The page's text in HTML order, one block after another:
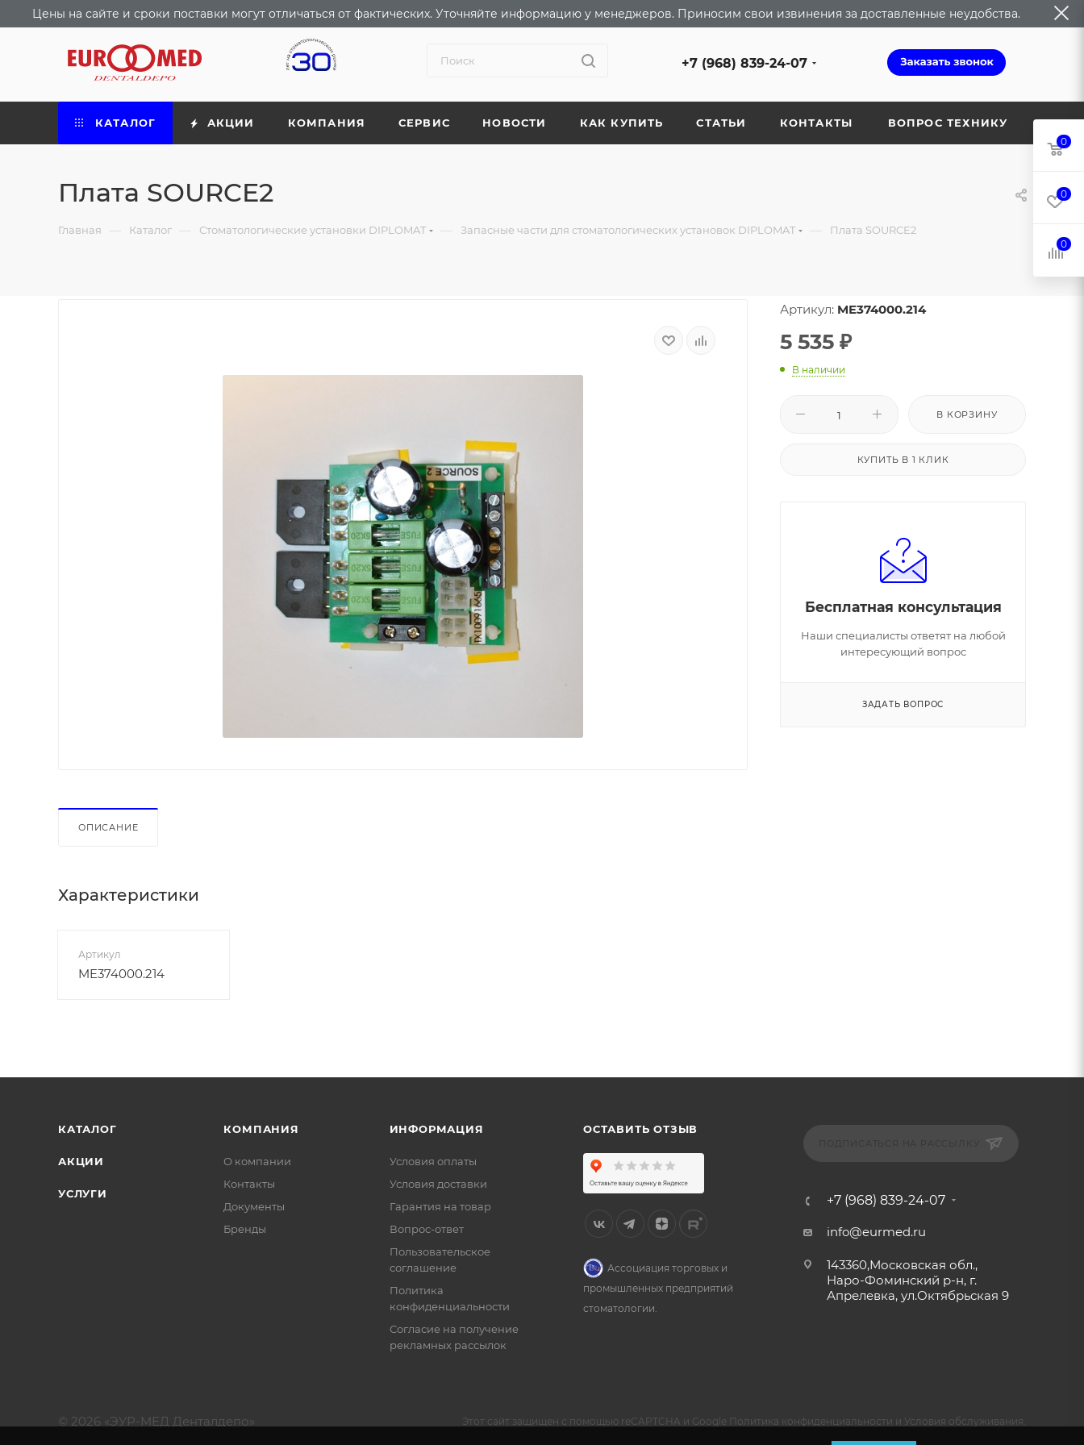
Цены на сайте и сроки поставки могут отличаться от фактических. Уточняйте информацию у менеджеров. Приносим свои извинения за доставленные неудобства.
+7 (968) 839-24-07
КАТАЛОГ АКЦИИ КОМПАНИЯ СЕРВИС НОВОСТИ КАК КУПИТЬ СТАТЬИ КОНТАКТЫ ВОПРОС ТЕХНИКУ
Плата SOURCE2
Главная — Каталог — Стоматологические установки DIPLOMAT — Запасные части для стоматологических установок DIPLOMAT — Плата SOURCE2
ОПИСАНИЕ
Характеристики
Артикул
ME374000.214
Артикул: ME374000.214
5 535 ₽
В наличии
В КОРЗИНУ
КУПИТЬ В 1 КЛИК
Бесплатная консультация
Наши специалисты ответят на любой
интересующий вопрос
ЗАДАТЬ ВОПРОС
КАТАЛОГ
АКЦИИ
УСЛУГИ
КОМПАНИЯ
О компании
Контакты
Документы
Бренды
ИНФОРМАЦИЯ
Условия оплаты
Условия доставки
Гарантия на товар
Вопрос-ответ
Пользовательское
соглашение
Политика
конфиденциальности
Согласие на получение
рекламных рассылок
ОСТАВИТЬ ОТЗЫВ
Ассоциация торговых и
промышленных предприятий
стоматологии.
+7 (968) 839-24-07
info@eurmed.ru
143360,Московская обл.,
Наро-Фоминский р-н, г.
Апрелевка, ул.Октябрьская 9
© 2026 «ЭУР-МЕД Денталдепо» Этот сайт защищен с помощью reCAPTCHA и Google Политика конфиденциальности и Условия обслуживания
0
0
0